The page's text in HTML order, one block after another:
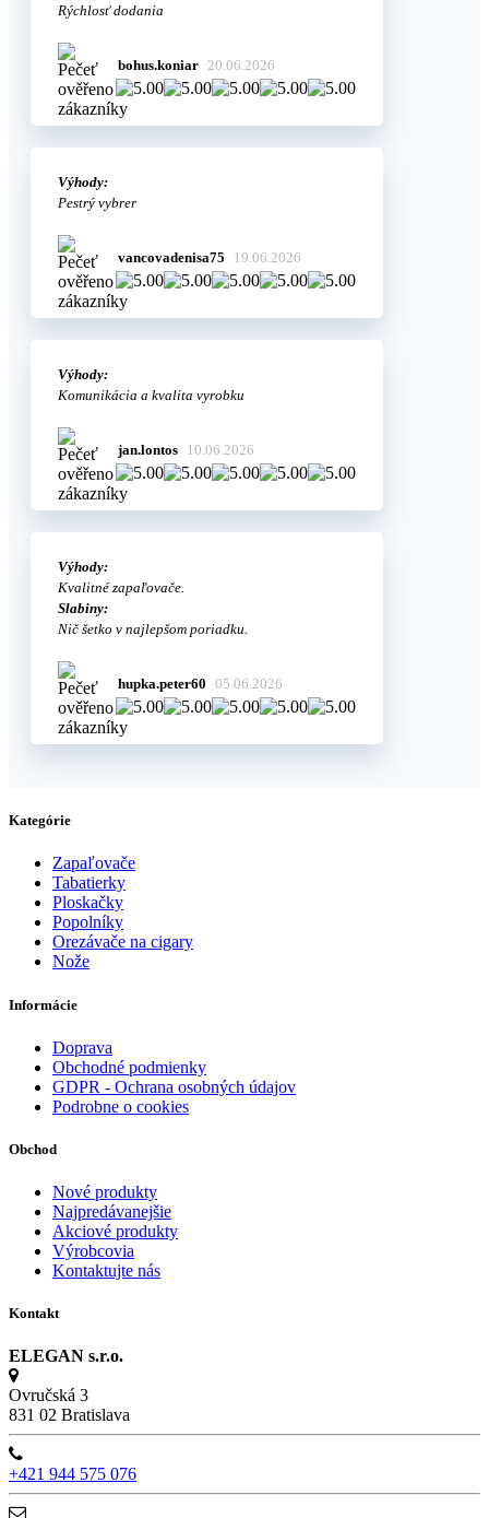
Rýchlosť dodania
bohus.koniar 20.06.2026
Výhody:
Pestrý vybrer
vancovadenisa75 19.06.2026
Výhody:
Komunikácia a kvalita vyrobku
jan.lontos 10.06.2026
Výhody:
Kvalitné zapaľovače.
Slabiny:
Nič šetko v najlepšom poriadku.
hupka.peter60 05.06.2026
Kategórie
Zapaľovače
Tabatierky
Ploskačky
Popolníky
Orezávače na cigary
Nože
Informácie
Doprava
Obchodné podmienky
GDPR - Ochrana osobných údajov
Podrobne o cookies
Obchod
Nové produkty
Najpredávanejšie
Akciové produkty
Výrobcovia
Kontaktujte nás
Kontakt
ELEGAN s.r.o.
Ovručská 3
831 02 Bratislava
+421 944 575 076